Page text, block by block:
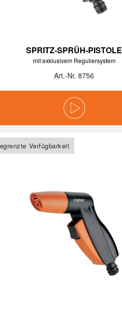
SPRITZ-SPRÜH-PISTOLE
mit exklusivem Reguliersystem
Art.-Nr. 8756
Verfügbarkeit